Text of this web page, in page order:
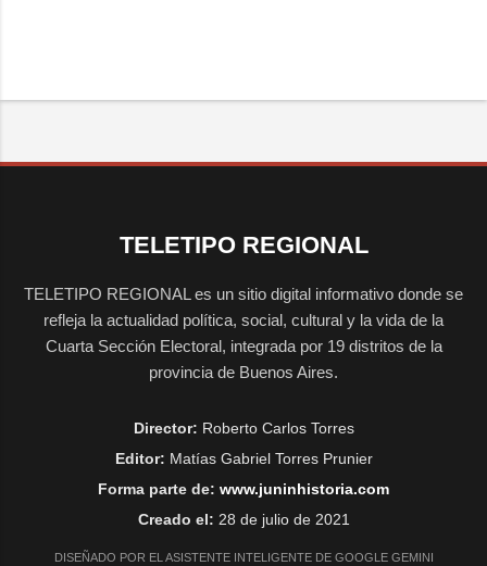
TELETIPO REGIONAL
TELETIPO REGIONAL es un sitio digital informativo donde se
refleja la actualidad política, social, cultural y la vida de la
Cuarta Sección Electoral, integrada por 19 distritos de la
provincia de Buenos Aires.
Director: Roberto Carlos Torres
Editor: Matías Gabriel Torres Prunier
Forma parte de: www.juninhistoria.com
Creado el: 28 de julio de 2021
DISEÑADO POR EL ASISTENTE INTELIGENTE DE GOOGLE GEMINI